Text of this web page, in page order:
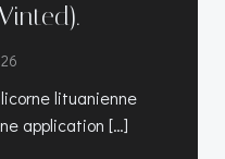
lituanienne
application […]